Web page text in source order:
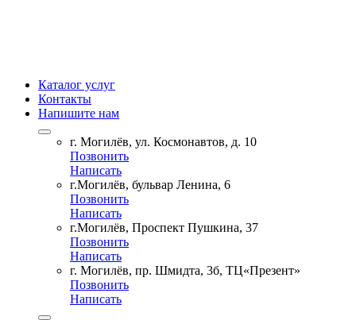
Каталог услуг
Контакты
Напишите нам
г. Могилёв, ул. Космонавтов, д. 10
Позвонить
Написать
г.Могилёв, бульвар Ленина, 6
Позвонить
Написать
г.Могилёв, Проспект Пушкина, 37
Позвонить
Написать
г. Могилёв, пр. Шмидта, 3б, ТЦ«Презент»
Позвонить
Написать